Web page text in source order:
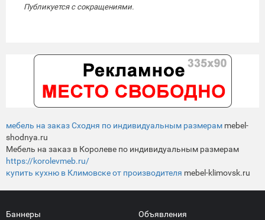
Публикуется с сокращениями.
мебель на заказ Сходня по индивидуальным размерам mebel-
shodnya.ru
Мебель на заказ в Королеве по индивидуальным размерам
https://korolevmeb.ru/
купить кухню в Климовске от производителя mebel-klimovsk.ru
Баннеры Объявления